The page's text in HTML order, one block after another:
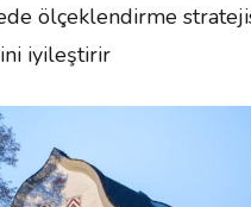
ölçeklendirme
iyileştirir